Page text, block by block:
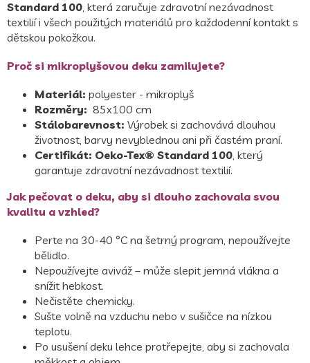
Standard 100, která zaručuje zdravotní nezávadnost
textilií i všech použitých materiálů pro každodenní kontakt s
dětskou pokožkou.
Proč si mikroplyšovou deku zamilujete?
Materiál: polyester - mikroplyš
Rozměry: 85x100 cm
Stálobarevnost: Výrobek si zachovává dlouhou
životnost, barvy nevyblednou ani při častém praní.
Certifikát: Oeko-Tex® Standard 100, který
garantuje zdravotní nezávadnost textilií.
Jak pečovat o deku, aby si dlouho zachovala svou
kvalitu a vzhled?
Perte na 30-40 °C na šetrný program, nepoužívejte
bělidlo.
Nepoužívejte aviváž – může slepit jemná vlákna a
snížit hebkost.
Nečistěte chemicky.
Sušte volně na vzduchu nebo v sušičce na nízkou
teplotu.
Po usušení deku lehce protřepejte, aby si zachovala